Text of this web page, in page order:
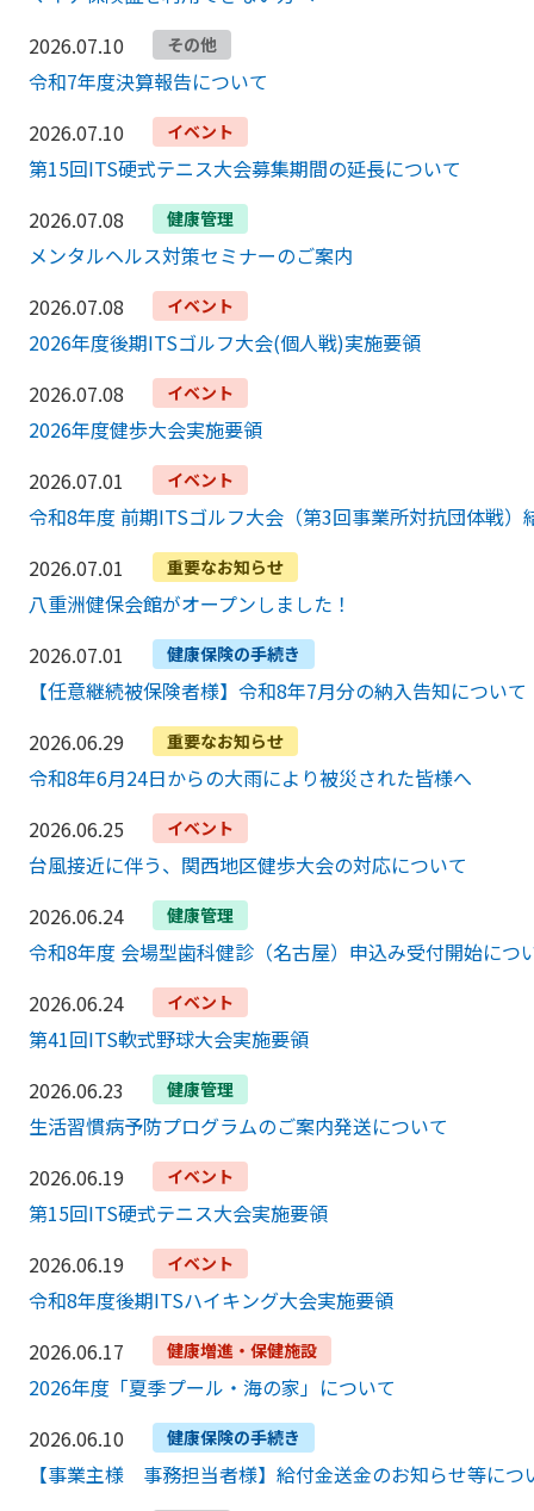
2026.07.10
その他
令和7年度決算報告について
2026.07.10
イベント
第15回ITS硬式テニス大会募集期間の延長について
2026.07.08
健康管理
メンタルヘルス対策セミナーのご案内
2026.07.08
イベント
2026年度後期ITSゴルフ大会(個人戦)実施要領
2026.07.08
イベント
2026年度健歩大会実施要領
2026.07.01
イベント
令和8年度 前期ITSゴルフ大会（第3回事業所対抗団体戦）
2026.07.01
重要なお知らせ
八重洲健保会館がオープンしました！
2026.07.01
健康保険の手続き
【任意継続被保険者様】令和8年7月分の納入告知について
2026.06.29
重要なお知らせ
令和8年6月24日からの大雨により被災された皆様へ
2026.06.25
イベント
台風接近に伴う、関西地区健歩大会の対応について
2026.06.24
健康管理
令和8年度 会場型歯科健診（名古屋）申込み受付開始につ
2026.06.24
イベント
第41回ITS軟式野球大会実施要領
2026.06.23
健康管理
生活習慣病予防プログラムのご案内発送について
2026.06.19
イベント
第15回ITS硬式テニス大会実施要領
2026.06.19
イベント
令和8年度後期ITSハイキング大会実施要領
2026.06.17
健康増進・保健施設
2026年度「夏季プール・海の家」について
2026.06.10
健康保険の手続き
【事業主様 事務担当者様】給付金送金のお知らせ等につ